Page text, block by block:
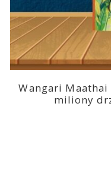
Wangari
miliony